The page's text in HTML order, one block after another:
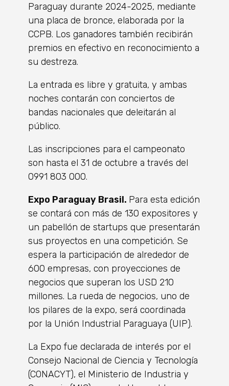
Paraguay durante 2024-2025, mediante
una placa de bronce, elaborada por la
CCPB. Los ganadores también recibirán
premios en efectivo en reconocimiento a
su destreza.
La entrada es libre y gratuita, y ambas
noches contarán con conciertos de
bandas nacionales que deleitarán al
público.
Las inscripciones para el campeonato
son hasta el 31 de octubre a través del
0991 803 000.
Expo Paraguay Brasil. Para esta edición
se contará con más de 130 expositores y
un pabellón de startups que presentarán
sus proyectos en una competición. Se
espera la participación de alrededor de
600 empresas, con proyecciones de
negocios que superan los USD 210
millones. La rueda de negocios, uno de
los pilares de la expo, será coordinada
por la Unión Industrial Paraguaya (UIP).
La Expo fue declarada de interés por el
Consejo Nacional de Ciencia y Tecnología
(CONACYT), el Ministerio de Industria y